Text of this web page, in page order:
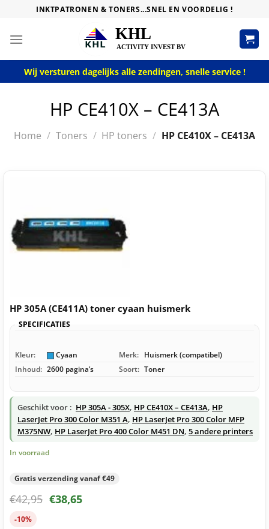
content
INKTPATRONEN & TONERS...SNEL EN VOORDELIG !
Wij versturen dagelijks alle zendingen, snelle service !
HP CE410X – CE413A
Home / Toners / HP toners / HP CE410X – CE413A
HP 305A (CE411A) toner cyaan huismerk
SPECIFICATIES
Kleur: Cyaan Merk: Huismerk (compatibel)
Inhoud: 2600 pagina’s Soort: Toner
Geschikt voor : HP 305A - 305X, HP CE410X – CE413A, HP
LaserJet Pro 300 Color M351 A, HP LaserJet Pro 300 Color MFP
M375NW, HP LaserJet Pro 400 Color M451 DN, 5 andere printers
In voorraad
Gratis verzending vanaf €49
€42,95 €38,65
-10%